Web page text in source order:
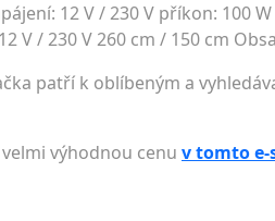
12 V / 230 V příkon: 100 W
V / 230 V 260 cm / 150 cm
patří k oblíbeným a
výhodnou cenu v tomto e-